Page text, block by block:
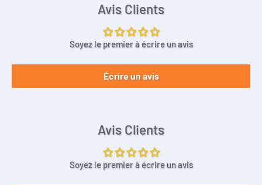
Avis Clients
Soyez le premier à écrire un avis
Écrire un avis
Avis Clients
Soyez le premier à écrire un avis